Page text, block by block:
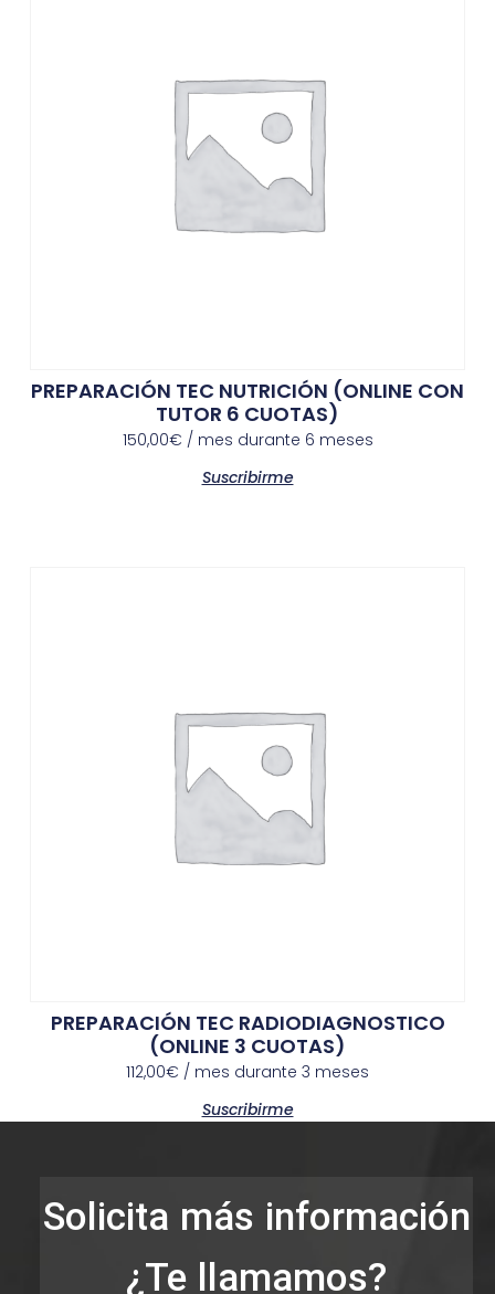
PREPARACIÓN TEC NUTRICIÓN (ONLINE CON
TUTOR 6 CUOTAS)
150,00€ / mes durante 6 meses
Suscribirme
PREPARACIÓN TEC RADIODIAGNOSTICO
(ONLINE 3 CUOTAS)
112,00€ / mes durante 3 meses
Suscribirme
Solicita más información
¿Te llamamos?